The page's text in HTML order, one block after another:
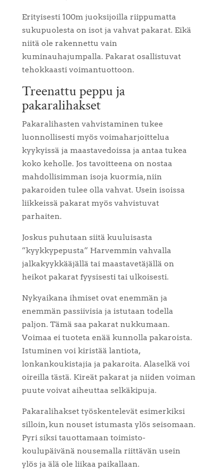
Erityisesti 100m juoksijoilla riippumatta
sukupuolesta on isot ja vahvat pakarat. Eikä
niitä ole rakennettu vain
kuminauhajumpalla. Pakarat osallistuvat
tehokkaasti voimantuottoon.
Treenattu peppu ja
pakaralihakset
Pakaralihasten vahvistaminen tukee
luonnollisesti myös voimaharjoittelua
kyykyissä ja maastavedoissa ja antaa tukea
koko keholle. Jos tavoitteena on nostaa
mahdollisimman isoja kuormia, niin
pakaroiden tulee olla vahvat. Usein isoissa
liikkeissä pakarat myös vahvistuvat
parhaiten.
Joskus puhutaan siitä kuuluisasta
”kyykkypepusta” Harvemmin vahvalla
jalkakyykkääjällä tai maastavetäjällä on
heikot pakarat fyysisesti tai ulkoisesti.
Nykyaikana ihmiset ovat enemmän ja
enemmän passiivisia ja istutaan todella
paljon. Tämä saa pakarat nukkumaan.
Voimaa ei tuoteta enää kunnolla pakaroista.
Istuminen voi kiristää lantiota,
lonkankoukistajia ja pakaroita. Alaselkä voi
oireilla tästä. Kireät pakarat ja niiden voiman
puute voivat aiheuttaa selkäkipuja.
Pakaralihakset työskentelevät esimerkiksi
silloin, kun nouset istumasta ylös seisomaan.
Pyri siksi tauottamaan toimisto-
koulupäivänä nousemalla riittävän usein
ylös ja älä ole liikaa paikallaan.